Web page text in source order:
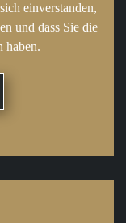
einverstanden,
und dass Sie die
haben.